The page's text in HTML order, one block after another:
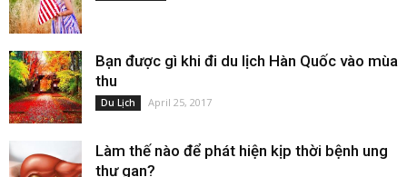
Bạn được gì khi đi du lịch Hàn Quốc vào mùa
thu
Du Lịch April 25, 2017
Làm thế nào để phát hiện kịp thời bệnh ung
thư gan?